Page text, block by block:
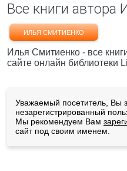
Все книги автора
ИЛЬЯ СМИТИЕНКО
Илья Смитиенко - все
сайте онлайн библиотеки
Уважаемый посетитель, Вы
незарегистрированный
Мы рекомендуем Вам
сайт под своим именем.